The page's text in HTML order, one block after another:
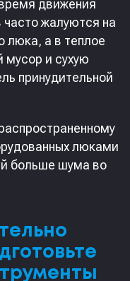
движения
жалуются на
люка, а в теплое
и сухую
принудительной
люками
больше шума во